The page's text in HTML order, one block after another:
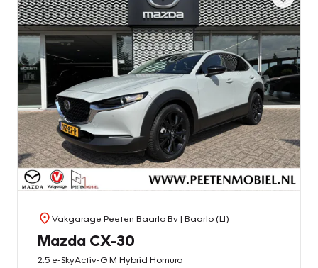
Vakgarage Peeten Baarlo Bv| Baarlo (LI)
Mazda CX-30
2.5 e-SkyActiv-G M Hybrid Homura